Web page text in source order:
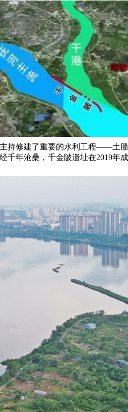
持修建了重要的水利工程——土
年沧桑，千金陂遗址在2019